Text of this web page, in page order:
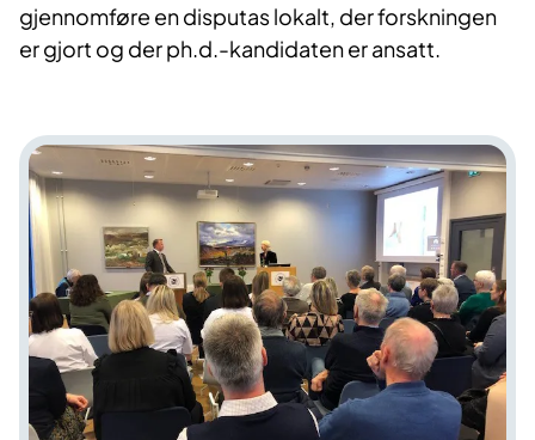
gjennomføre en disputas lokalt, der forskningen
er gjort og der ph.d.-kandidaten er ansatt.